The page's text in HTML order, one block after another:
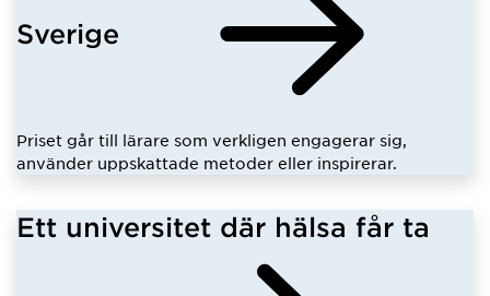
Sverige
Priset går till lärare som verkligen engagerar sig,
använder uppskattade metoder eller inspirerar.
Ett universitet där hälsa får ta